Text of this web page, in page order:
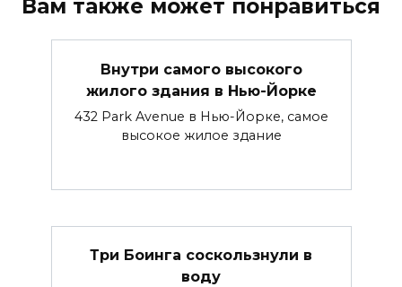
Вам также может понравиться
Внутри самого высокого
жилого здания в Нью-Йорке
432 Park Avenue в Нью-Йорке, самое
высокое жилое здание
Три Боинга соскользнули в
воду